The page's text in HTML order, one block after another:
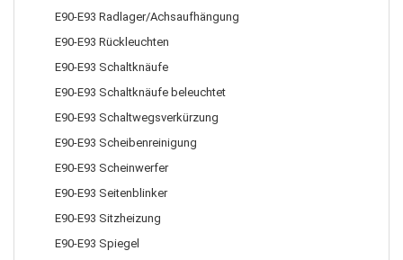
E90-E93 Radlager/Achsaufhängung
E90-E93 Rückleuchten
E90-E93 Schaltknäufe
E90-E93 Schaltknäufe beleuchtet
E90-E93 Schaltwegsverkürzung
E90-E93 Scheibenreinigung
E90-E93 Scheinwerfer
E90-E93 Seitenblinker
E90-E93 Sitzheizung
E90-E93 Spiegel